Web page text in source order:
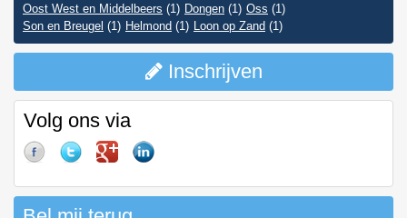
Oost West en Middelbeers (1) Dongen (1) Oss (1)
Son en Breugel (1) Helmond (1) Loon op Zand (1)
Inschrijven
Volg ons via